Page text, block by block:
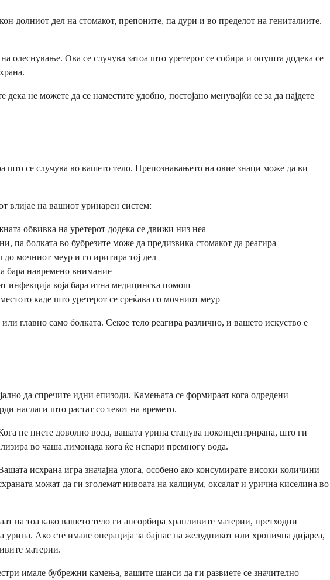
долниот дел на стомакот, препоните, па дури и во пределот на гениталиите.
Ова се случува затоа што уретерот се собира и опушта додека се
не можете да се наместите удобно, постојано менувајќи се за да најдете
што се случува во вашето тело. Препознавањето на овие знаци може да ви
влијае на вашиот уринарен систем:
обвивка на уретерот додека се движи низ неа
па болката во бубрезите може да предизвика стомакот да реагира
мочниот меур и го иритира тој дел
бара навремено внимание
инфекција која бара итна медицинска помош
каде што уретерот се среќава со мочниот меур
главно само болката. Секое тело реагира различно, и вашето искуство е
да спречите идни епизоди. Камењата се формираат кога одредени
наслаги што растат со текот на времето.
не пиете доволно вода, вашата урина станува поконцентрирана, што ги
во чаша лимонада кога ќе испари премногу вода.
исхрана игра значајна улога, особено ако консумирате високи количини
можат да ги зголемат нивоата на калциум, оксалат и урична киселина во
на тоа како вашето тело ги апсорбира хранливите материи, претходни
Ако сте имале операција за бајпас на желудникот или хронична дијареа,
материи.
имале бубрежни камења, вашите шанси да ги развиете се значително